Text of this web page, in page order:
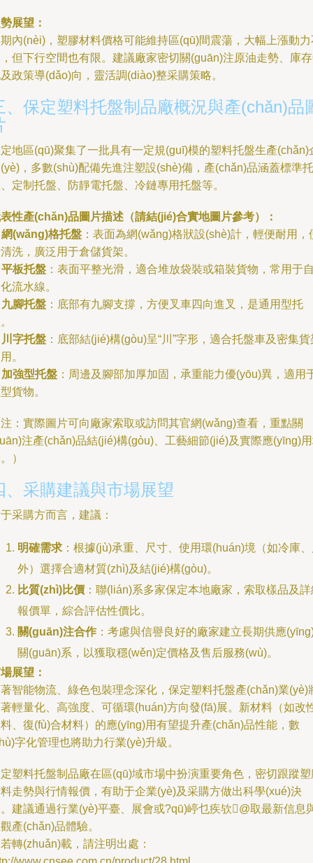
展望：
內(nèi)，塑膠材料價格可能維持區(qū)間震蕩，大幅上漲動力
但下行空間也有限。建議廠家密切關(guān)注原油走勢、庫
政策導(dǎo)向，靈活調(diào)整采購策略。
、保定塑料托盤制品廠概況與產(chǎn)品
地區(qū)聚集了一批具有一定規(guī)模的塑料托盤生產(chǎn)
，多數(shù)配備先進注塑設(shè)備，產(chǎn)品涵蓋標準托
定制托盤、防靜電托盤、冷鏈專用托盤等。
性產(chǎn)品圖片描述（請結(jié)合實地圖片參考）：
網(wǎng)格托盤 ：表面為網(wǎng)格狀設(shè)計，輕便耐用，
洗，廣泛用于倉儲貨架。
平板托盤 ：表面平整光滑，適合堆放袋裝或箱裝貨物，常用于
流水線。
九腳托盤 ：底部有九腳支撐，方便叉車四向進叉，是通用型托
川字托盤 ：底部結(jié)構(gòu)呈“川”字形，適合托盤車及密集貨
。
加強型托盤 ：周邊及腳部加厚加固，承重能力優(yōu)異，適用
貨物。
：實際圖片可向廠家索取或訪問其官網(wǎng)查看，重點關
注產(chǎn)品結(jié)構(gòu)、工藝細節(jié)及實際應(yīng)
）
、采購建議與市場展望
采購方而言，建議：
明確需求 ：根據(jù)承重、尺寸、使用環(huán)境（如冷庫
外）選擇合適材質(zhì)及結(jié)構(gòu)。
比質(zhì)比價 ：聯(lián)系多家保定本地廠家，索取樣品及
報價單，綜合評估性價比。
關(guān)注合作 ：考慮與信譽良好的廠家建立長期供應
關(guān)系，以獲取穩(wěn)定價格及售后服務(wù)。
展望：
智能物流、綠色包裝理念深化，保定塑料托盤產(chǎn)業(yè)
輕量化、高強度、可循環(huán)方向發(fā)展。新材料（如改
、復(fù)合材料）的應(yīng)用有望提升產(chǎn)品性能，數
字化管理也將助力行業(yè)升級。
塑料托盤制品廠在區(qū)域市場中扮演重要角色，密切跟蹤塑
走勢與行情報價，有助于企業(yè)及采購方做出科學(xué)決
建議通過行業(yè)平臺、展會或?qū)嵉乜疾欤@取最新信息
產(chǎn)品體驗。
轉(zhuǎn)載，請注明出處：